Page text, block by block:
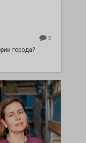
0
города?